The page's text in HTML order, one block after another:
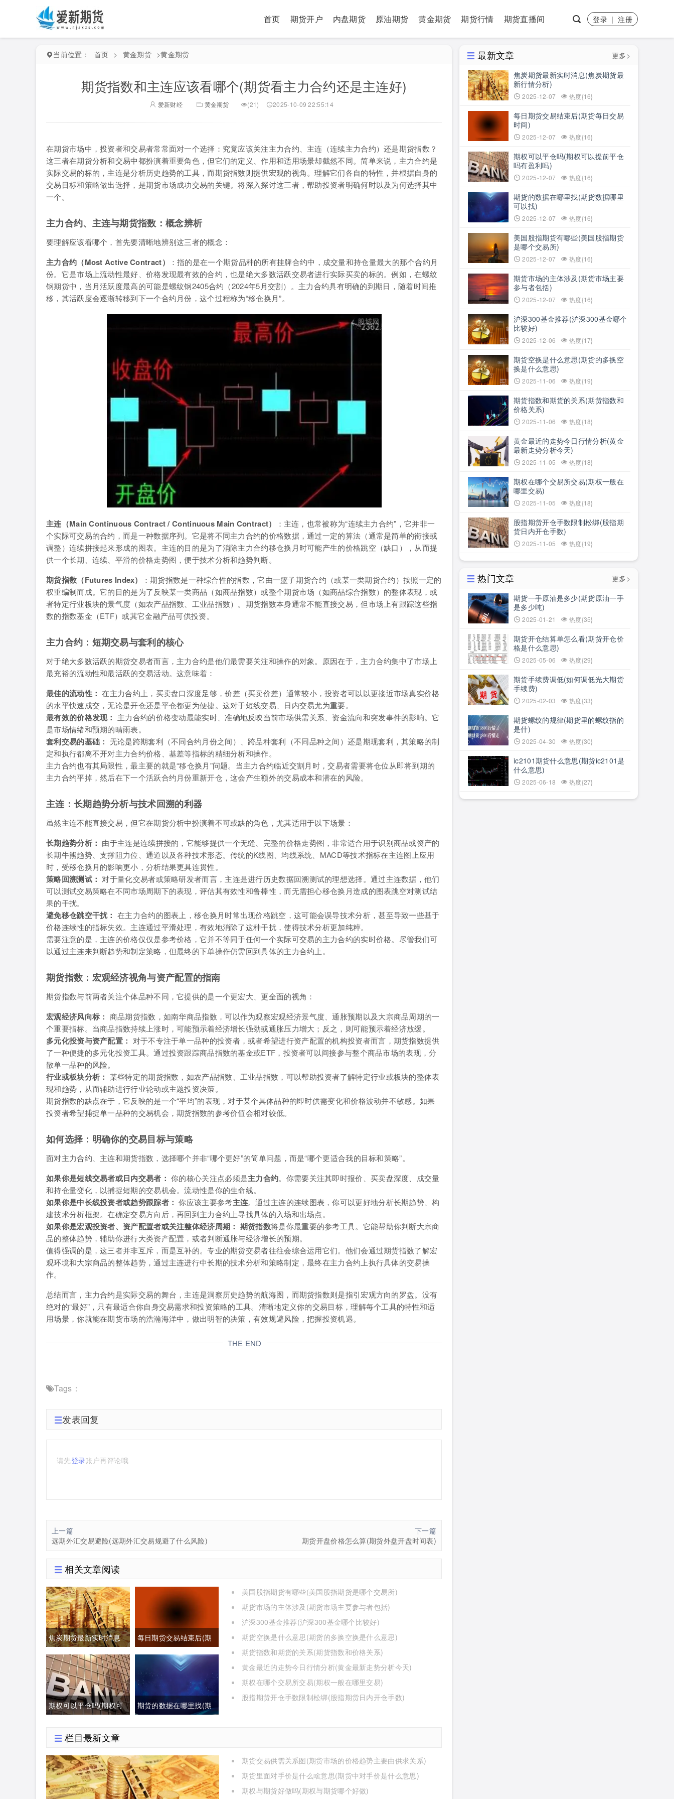
首页 期货开户 内盘期货 原油期货 黄金期货 期货行情 期货直播间 登录|注册
当前位置： 首页 > 黄金期货 >黄金期货
期货指数和主连应该看哪个(期货看主力合约还是主连好)
爱新财经 黄金期货 (21) 2025-10-09 22:55:14
在期货市场中，投资者和交易者常常面对一个选择：究竟应该关注主力合约、主连（连续主力合约）还是期货指数？
这三者在期货分析和交易中都扮演着重要角色，但它们的定义、作用和适用场景却截然不同。简单来说，主力合约是
实际交易的标的，主连是分析历史趋势的工具，而期货指数则提供宏观的视角。理解它们各自的特性，并根据自身的
交易目标和策略做出选择，是期货市场成功交易的关键。将深入探讨这三者，帮助投资者明确何时以及为何选择其中
一个。
主力合约、主连与期货指数：概念辨析
要理解应该看哪个，首先要清晰地辨别这三者的概念：
主力合约（Most Active Contract）
：指的是在一个期货品种的所有挂牌合约中，成交量和持仓量最大的那个合约月
份。它是市场上流动性最好、价格发现最有效的合约，也是绝大多数活跃交易者进行实际买卖的标的。例如，在螺纹
钢期货中，当月活跃度最高的可能是螺纹钢2405合约（2024年5月交割）。主力合约具有明确的到期日，随着时间推
移，其活跃度会逐渐转移到下一个合约月份，这个过程称为“移仓换月”。
主连（Main Continuous Contract / Continuous Main Contract）
：主连，也常被称为“连续主力合约”，它并非一
个实际可交易的合约，而是一种数据序列。它是将不同主力合约的价格数据，通过一定的算法（通常是简单的衔接或
调整）连续拼接起来形成的图表。主连的目的是为了消除主力合约移仓换月时可能产生的价格跳空（缺口），从而提
供一个长期、连续、平滑的价格走势图，便于技术分析和趋势判断。
期货指数（Futures Index）
：期货指数是一种综合性的指数，它由一篮子期货合约（或某一类期货合约）按照一定的
权重编制而成。它的目的是为了反映某一类商品（如商品指数）或整个期货市场（如商品综合指数）的整体表现，或
者特定行业板块的景气度（如农产品指数、工业品指数）。期货指数本身通常不能直接交易，但市场上有跟踪这些指
数的指数基金（ETF）或其它金融产品可供投资。
主力合约：短期交易与套利的核心
对于绝大多数活跃的期货交易者而言，主力合约是他们最需要关注和操作的对象。原因在于，主力合约集中了市场上
最充裕的流动性和最活跃的交易活动。这意味着：
最佳的流动性： 在主力合约上，买卖盘口深度足够，价差（买卖价差）通常较小，投资者可以以更接近市场真实价格
的水平快速成交，无论是开仓还是平仓都更为便捷。这对于短线交易、日内交易尤为重要。
最有效的价格发现： 主力合约的价格变动最能实时、准确地反映当前市场供需关系、资金流向和突发事件的影响。它
是市场情绪和预期的晴雨表。
套利交易的基础： 无论是跨期套利（不同合约月份之间）、跨品种套利（不同品种之间）还是期现套利，其策略的制
定和执行都离不开对主力合约价格、基差等指标的精细分析和操作。
主力合约也有其局限性，最主要的就是“移仓换月”问题。当主力合约临近交割月时，交易者需要将仓位从即将到期的
主力合约平掉，然后在下一个活跃合约月份重新开仓，这会产生额外的交易成本和潜在的风险。
主连：长期趋势分析与技术回溯的利器
虽然主连不能直接交易，但它在期货分析中扮演着不可或缺的角色，尤其适用于以下场景：
长期趋势分析： 由于主连是连续拼接的，它能够提供一个无缝、完整的价格走势图，非常适合用于识别商品或资产的
长期牛熊趋势、支撑阻力位、通道以及各种技术形态。传统的K线图、均线系统、MACD等技术指标在主连图上应用
时，受移仓换月的影响更小，分析结果更具连贯性。
策略回溯测试： 对于量化交易者或策略研发者而言，主连是进行历史数据回溯测试的理想选择。通过主连数据，他们
可以测试交易策略在不同市场周期下的表现，评估其有效性和鲁棒性，而无需担心移仓换月造成的图表跳空对测试结
果的干扰。
避免移仓跳空干扰： 在主力合约的图表上，移仓换月时常出现价格跳空，这可能会误导技术分析，甚至导致一些基于
价格连续性的指标失效。主连通过平滑处理，有效地消除了这种干扰，使得技术分析更加纯粹。
需要注意的是，主连的价格仅仅是参考价格，它并不等同于任何一个实际可交易的主力合约的实时价格。尽管我们可
以通过主连来判断趋势和制定策略，但最终的下单操作仍需回到具体的主力合约上。
期货指数：宏观经济视角与资产配置的指南
期货指数与前两者关注个体品种不同，它提供的是一个更宏大、更全面的视角：
宏观经济风向标： 商品期货指数，如南华商品指数，可以作为观察宏观经济景气度、通胀预期以及大宗商品周期的一
个重要指标。当商品指数持续上涨时，可能预示着经济增长强劲或通胀压力增大；反之，则可能预示着经济放缓。
多元化投资与资产配置： 对于不专注于单一品种的投资者，或者希望进行资产配置的机构投资者而言，期货指数提供
了一种便捷的多元化投资工具。通过投资跟踪商品指数的基金或ETF，投资者可以间接参与整个商品市场的表现，分
散单一品种的风险。
行业或板块分析： 某些特定的期货指数，如农产品指数、工业品指数，可以帮助投资者了解特定行业或板块的整体表
现和趋势，从而辅助进行行业轮动或主题投资决策。
期货指数的缺点在于，它反映的是一个“平均”的表现，对于某个具体品种的即时供需变化和价格波动并不敏感。如果
投资者希望捕捉单一品种的交易机会，期货指数的参考价值会相对较低。
如何选择：明确你的交易目标与策略
面对主力合约、主连和期货指数，选择哪个并非“哪个更好”的简单问题，而是“哪个更适合我的目标和策略”。
如果你是短线交易者或日内交易者： 你的核心关注点必须是主力合约。你需要关注其即时报价、买卖盘深度、成交量
和持仓量变化，以捕捉短期的交易机会。流动性是你的生命线。
如果你是中长线投资者或趋势跟踪者： 你应该主要参考主连。通过主连的连续图表，你可以更好地分析长期趋势、构
建技术分析框架。在确定交易方向后，再回到主力合约上寻找具体的入场和出场点。
如果你是宏观投资者、资产配置者或关注整体经济周期： 期货指数将是你最重要的参考工具。它能帮助你判断大宗商
品的整体趋势，辅助你进行大类资产配置，或者判断通胀与经济增长的预期。
值得强调的是，这三者并非互斥，而是互补的。专业的期货交易者往往会综合运用它们。他们会通过期货指数了解宏
观环境和大宗商品的整体趋势，通过主连进行中长期的技术分析和策略制定，最终在主力合约上执行具体的交易操
作。
总结而言，主力合约是实际交易的舞台，主连是洞察历史趋势的航海图，而期货指数则是指引宏观方向的罗盘。没有
绝对的“最好”，只有最适合你自身交易需求和投资策略的工具。清晰地定义你的交易目标，理解每个工具的特性和适
用场景，你就能在期货市场的浩瀚海洋中，做出明智的决策，有效规避风险，把握投资机遇。
THE END
Tags：
发表回复
请先登录账户再评论哦
上一篇
远期外汇交易避险(远期外汇交易规避了什么风险)
下一篇
期货开盘价格怎么算(期货外盘开盘时间表)
相关文章阅读
焦炭期货最新实时消息
(焦炭期货最新行情分析)
每日期货交易结束后(期
货每日交易时间)
期权可以平仓吗(期权可
期货的数据在哪里找(期
美国股指期货有哪些(美国股指期货是哪个交易所)
期货市场的主体涉及(期货市场主要参与者包括)
沪深300基金推荐(沪深300基金哪个比较好)
期货空换是什么意思(期货的多换空换是什么意思)
期货指数和期货的关系(期货指数和价格关系)
黄金最近的走势今日行情分析(黄金最新走势分析今天)
期权在哪个交易所交易(期权一般在哪里交易)
股指期货开仓手数限制松绑(股指期货日内开仓手数)
栏目最新文章
期货交易供需关系图(期货市场的价格趋势主要由供求关系)
期货里面对手价是什么啥意思(期货中对手价是什么意思)
期权与期货好做吗(期权与期货哪个好做)
最新文章
更多>
焦炭期货最新实时消息(焦炭期货最
新行情分析)
2025-12-07 热度{16}
每日期货交易结束后(期货每日交易
时间)
2025-12-07 热度{16}
期权可以平仓吗(期权可以提前平仓
吗有盈利吗)
2025-12-07 热度{16}
期货的数据在哪里找(期货数据哪里
可以找)
2025-12-07 热度{16}
美国股指期货有哪些(美国股指期货
是哪个交易所)
2025-12-07 热度{16}
期货市场的主体涉及(期货市场主要
参与者包括)
2025-12-07 热度{16}
沪深300基金推荐(沪深300基金哪个
比较好)
2025-12-06 热度{17}
期货空换是什么意思(期货的多换空
换是什么意思)
2025-11-06 热度{19}
期货指数和期货的关系(期货指数和
价格关系)
2025-11-06 热度{18}
黄金最近的走势今日行情分析(黄金
最新走势分析今天)
2025-11-05 热度{18}
期权在哪个交易所交易(期权一般在
哪里交易)
2025-11-05 热度{18}
股指期货开仓手数限制松绑(股指期
货日内开仓手数)
2025-11-05 热度{19}
热门文章
更多>
期货一手原油是多少(期货原油一手
是多少吨)
2025-01-21 热度{35}
期货开仓结算单怎么看(期货开仓价
格是什么意思)
2025-05-06 热度{29}
期货手续费调低(如何调低光大期货
手续费)
2025-02-03 热度{33}
期货螺纹的规律(期货里的螺纹指的
是什)
2025-04-30 热度{30}
ic2101期货什么意思(期货ic2101是
什么意思)
2025-06-18 热度{27}